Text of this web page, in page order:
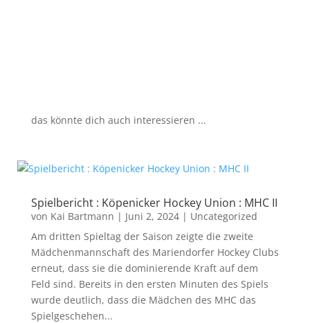
das könnte dich auch interessieren ...
Spielbericht : Köpenicker Hockey Union : MHC II
von Kai Bartmann | Juni 2, 2024| Uncategorized
Am dritten Spieltag der Saison zeigte die zweite
Mädchenmannschaft des Mariendorfer Hockey Clubs
erneut, dass sie die dominierende Kraft auf dem
Feld sind. Bereits in den ersten Minuten des Spiels
wurde deutlich, dass die Mädchen des MHC das
Spielgeschehen...